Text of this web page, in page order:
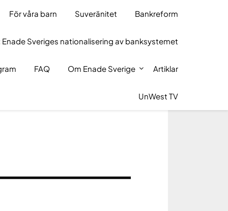
För våra barn Suveränitet Bankreform
Sveriges nationalisering av banksystemet
FAQ Om Enade Sverige Artiklar
UnWest TV